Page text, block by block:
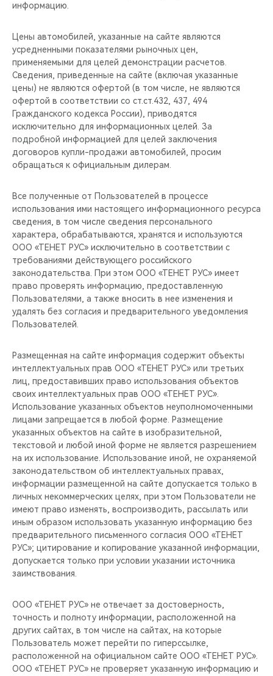
информацию.
Цены автомобилей, указанные на сайте являются
усредненными показателями рыночных цен,
применяемыми для целей демонстрации расчетов.
Сведения, приведенные на сайте (включая указанные
цены) не являются офертой (в том числе, не являются
офертой в соответствии со ст.ст.432, 437, 494
Гражданского кодекса России), приводятся
исключительно для информационных целей. За
подробной информацией для целей заключения
договоров купли-продажи автомобилей, просим
обращаться к официальным дилерам.
Все полученные от Пользователей в процессе
использования ими настоящего информационного ресурса
сведения, в том числе сведения персонального
характера, обрабатываются, хранятся и используются
ООО «ТЕНЕТ РУС» исключительно в соответствии с
требованиями действующего российского
законодательства. При этом ООО «ТЕНЕТ РУС» имеет
право проверять информацию, предоставленную
Пользователями, а также вносить в нее изменения и
удалять без согласия и предварительного уведомления
Пользователей.
Размещенная на сайте информация содержит объекты
интеллектуальных прав ООО «ТЕНЕТ РУС» или третьих
лиц, предоставивших право использования объектов
своих интеллектуальных прав ООО «ТЕНЕТ РУС».
Использование указанных объектов неуполномоченными
лицами запрещается в любой форме. Размещение
указанных объектов на сайте в изобразительной,
текстовой и любой иной форме не является разрешением
на их использование. Использование иной, не охраняемой
законодательством об интеллектуальных правах,
информации размещенной на сайте допускается только в
личных некоммерческих целях, при этом Пользователи не
имеют право изменять, воспроизводить, рассылать или
иным образом использовать указанную информацию без
предварительного письменного согласия ООО «ТЕНЕТ
РУС»; цитирование и копирование указанной информации,
допускается только при условии указании источника
заимствования.
ООО «ТЕНЕТ РУС» не отвечает за достоверность,
точность и полноту информации, расположенной на
других сайтах, в том числе на сайтах, на которые
Пользователь может перейти по гиперссылке,
расположенной на официальном сайте ООО «ТЕНЕТ РУС».
ООО «ТЕНЕТ РУС» не проверяет указанную информацию и